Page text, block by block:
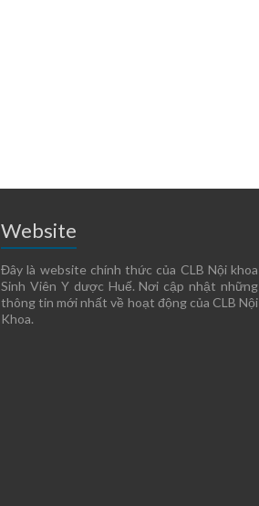
Website
Đây là website chính thức của CLB Nội khoa
Sinh Viên Y dược Huế. Nơi cập nhật những
thông tin mới nhất về hoạt động của CLB Nội
Khoa.